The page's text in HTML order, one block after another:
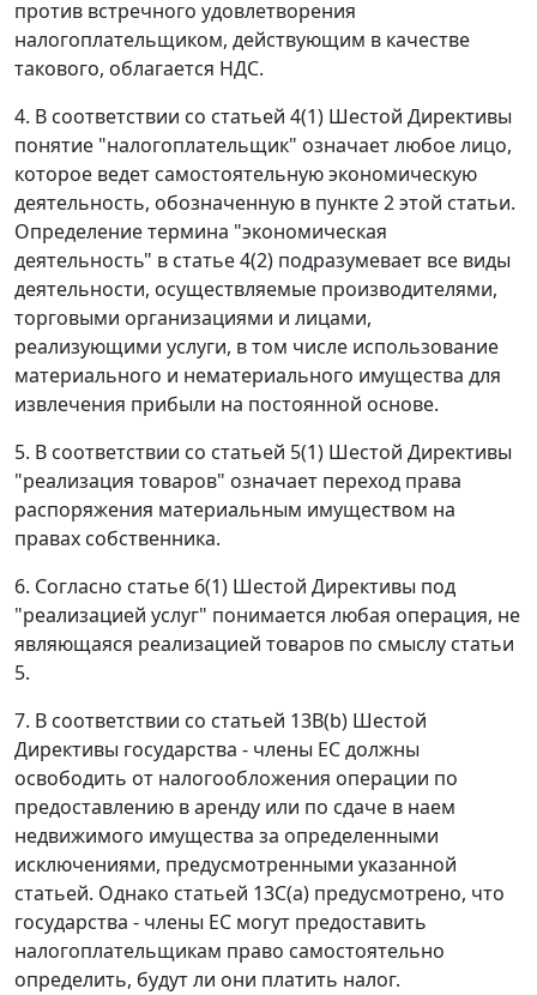
против встречного удовлетворения
налогоплательщиком, действующим в качестве
такового, облагается НДС.
4. В соответствии со статьей 4(1) Шестой Директивы
понятие "налогоплательщик" означает любое лицо,
которое ведет самостоятельную экономическую
деятельность, обозначенную в пункте 2 этой статьи.
Определение термина "экономическая
деятельность" в статье 4(2) подразумевает все виды
деятельности, осуществляемые производителями,
торговыми организациями и лицами,
реализующими услуги, в том числе использование
материального и нематериального имущества для
извлечения прибыли на постоянной основе.
5. В соответствии со статьей 5(1) Шестой Директивы
"реализация товаров" означает переход права
распоряжения материальным имуществом на
правах собственника.
6. Согласно статье 6(1) Шестой Директивы под
"реализацией услуг" понимается любая операция, не
являющаяся реализацией товаров по смыслу статьи
5.
7. В соответствии со статьей 13B(b) Шестой
Директивы государства - члены ЕС должны
освободить от налогообложения операции по
предоставлению в аренду или по сдаче в наем
недвижимого имущества за определенными
исключениями, предусмотренными указанной
статьей. Однако статьей 13С(а) предусмотрено, что
государства - члены ЕС могут предоставить
налогоплательщикам право самостоятельно
определить, будут ли они платить налог.